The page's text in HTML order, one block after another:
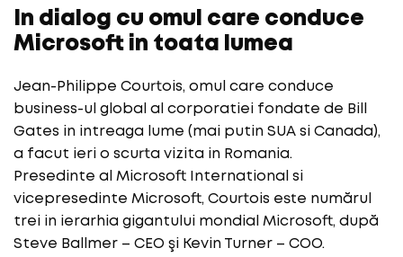
In dialog cu omul care conduce
Microsoft in toata lumea
Jean-Philippe Courtois, omul care conduce
business-ul global al corporatiei fondate de Bill
Gates in intreaga lume (mai putin SUA si Canada),
a facut ieri o scurta vizita in Romania.
Presedinte al Microsoft International si
vicepresedinte Microsoft, Courtois este numărul
trei in ierarhia gigantului mondial Microsoft, după
Steve Ballmer – CEO şi Kevin Turner – COO.